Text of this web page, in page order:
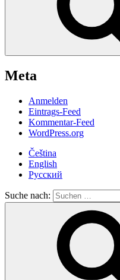
Meta
Anmelden
Eintrags-Feed
Kommentar-Feed
WordPress.org
Čeština
English
Русский
Suche nach: